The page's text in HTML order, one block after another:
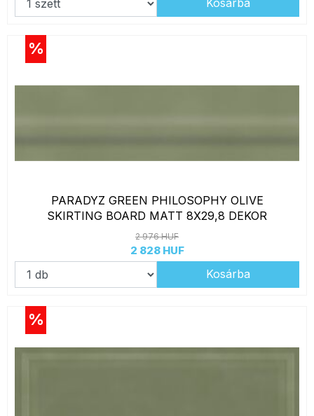
Kosárba
%
PARADYZ GREEN PHILOSOPHY OLIVE
SKIRTING BOARD MATT 8X29,8 DEKOR
2 976 HUF
2 828 HUF
Kosárba
%